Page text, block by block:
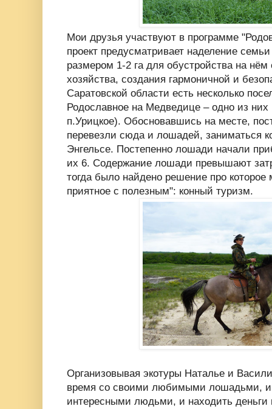
Мои друзья участвуют в программе
проект предусматривает наделение
размером 1-2 га для обустройства на
хозяйства, создания гармоничной и
Саратовской области есть несколько
Родославное на Медведице – одно из
п.Урицкое). Обосновавшись на месте,
перевезли сюда и лошадей, заниматься
Энгельсе. Постепенно лошади начали
их 6. Содержание лошади превышают
тогда было найдено решение про которое
приятное с полезным": конный туризм.
Организовывая экотуры Наталье и
время со своими любимыми лошадьми,
интересными людьми, и находить деньги